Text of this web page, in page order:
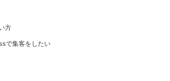
方
で集客をしたい